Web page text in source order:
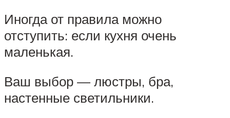
Иногда от правила можно
отступить: если кухня очень
маленькая.
Ваш выбор — люстры, бра,
настенные светильники.